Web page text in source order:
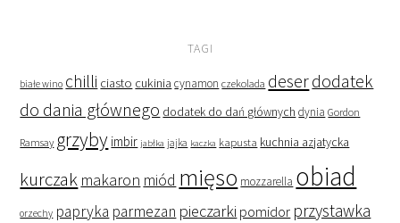
TAGI
białe wino chilli ciasto cukinia cynamon czekolada deserdodatek
do dania głównego dodatek do dań głównych dynia Gordon
Ramsay grzyby imbir jabłka jajka kaczka kapusta kuchnia azjatycka
kurczak makaron miód mięso mozzarella obiad
orzechy papryka parmezan pieczarki pomidor przystawka